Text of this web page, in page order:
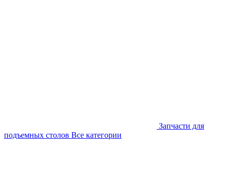
Запчасти для
подъемных столов Все категории